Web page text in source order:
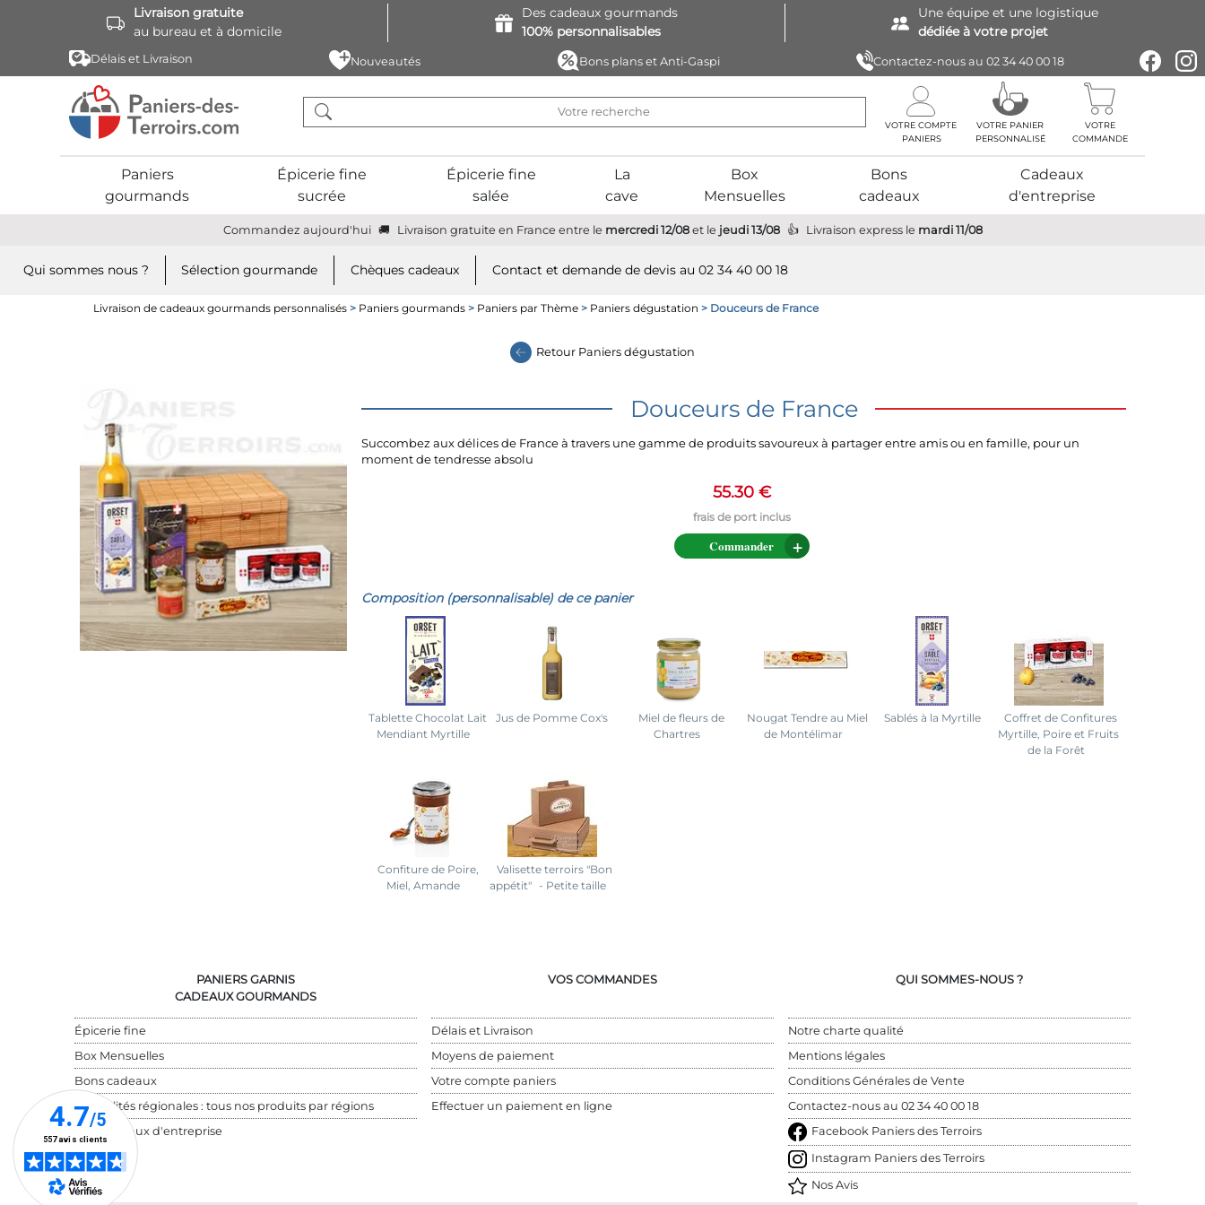
Livraison gratuite
au bureau et à domicile
Des cadeaux gourmands
100% personnalisables
Une équipe et une logistique
dédiée à votre projet
Délais et Livraison Nouveautés Bons plans et Anti-Gaspi Contactez-nous au 02 34 40 00 18
VOTRE COMPTE
VOTRE PANIER
PERSONNALISÉ
VOTRE
COMMANDE
Paniers
gourmands
Épicerie fine
sucrée
Épicerie fine
salée
La
cave
Box
Mensuelles
Bons
cadeaux
Cadeaux
d'entreprise
Commandez aujourd'hui Livraison gratuite en France entre le mercredi 12/08et le jeudi 13/08 Livraison expressle mardi 11/08
Qui sommes nous ? Sélection gourmande Chèques cadeaux Contact et demande de devis au 02 34 40 00 18
Livraison de cadeaux gourmands personnalisés > Paniers gourmands > Paniers par Thème > Paniers dégustation > Douceurs de France
Retour Paniers dégustation
Douceurs de France
Succombez aux délices de France à travers une gamme de produits savoureux à partager entre amis ou en famille, pour un
moment de tendresse absolu
55.30 €
Commander
Composition (personnalisable) de ce panier
Tablette Chocolat Lait
Mendiant Myrtille
Jus de Pomme Cox's
Miel de fleurs de
Chartres
Nougat Tendre au Miel
de Montélimar
Sablés à la Myrtille
Coffret de Confitures
Myrtille, Poire et Fruits
de la Forêt
Confiture de Poire,
Miel, Amande
Valisette terroirs "Bon
appétit" - Petite taille
PANIERS GARNIS
CADEAUX GOURMANDS
Épicerie fine
Box Mensuelles
Bons cadeaux
Spécialités régionales : tous nos produits par régions
Cadeaux d'entreprise
VOS COMMANDES
Délais et Livraison
Moyens de paiement
Votre compte paniers
Effectuer un paiement en ligne
QUI SOMMES-NOUS ?
Notre charte qualité
Mentions légales
Conditions Générales de Vente
Contactez-nous au 02 34 40 00 18
Facebook Paniers des Terroirs
Instagram Paniers des Terroirs
Nos Avis